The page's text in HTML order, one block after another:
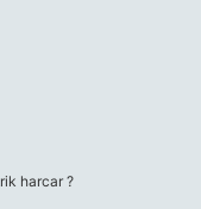
harcar ?